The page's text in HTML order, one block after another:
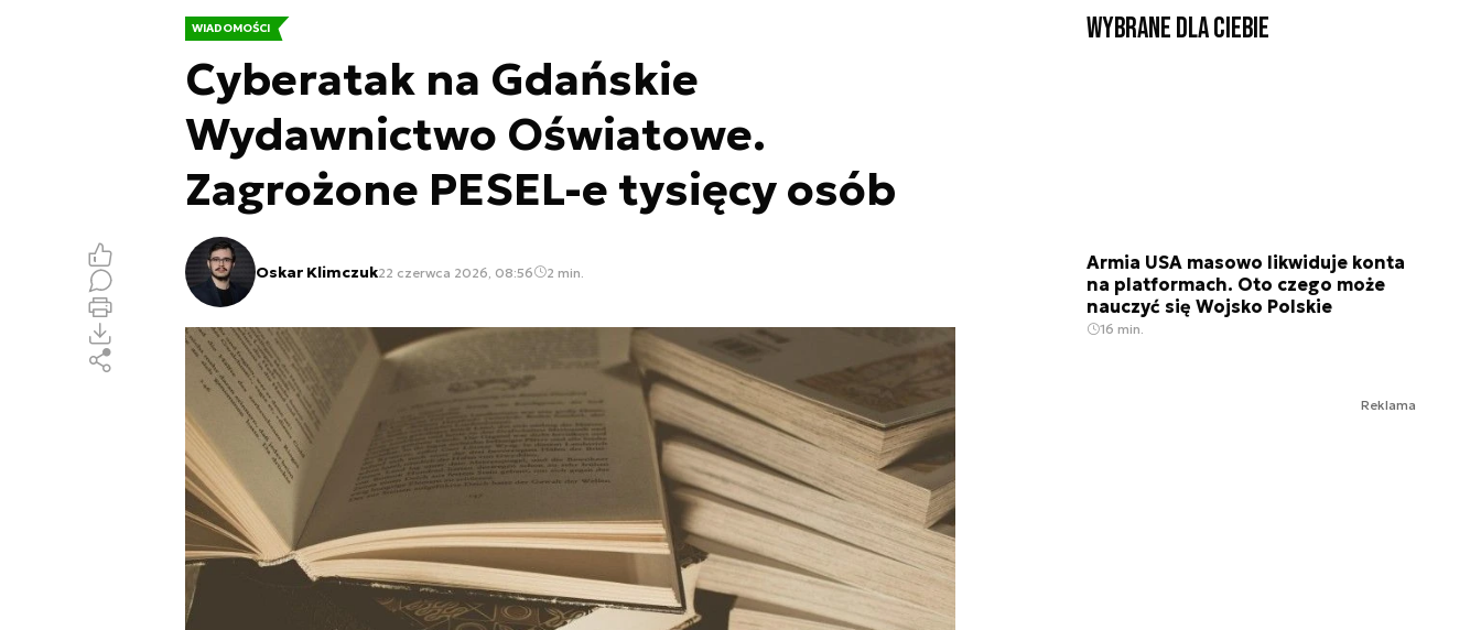
WIADOMOŚCI
Cyberatak na Gdańskie
Wydawnictwo Oświatowe.
Zagrożone PESEL-e tysięcy osób
Oskar Klimczuk22 czerwca 2026, 08:56 2 min.
Wybrane dla Ciebie
Armia USA masowo likwiduje konta
na platformach. Oto czego może
nauczyć się Wojsko Polskie
16 min.
Reklama